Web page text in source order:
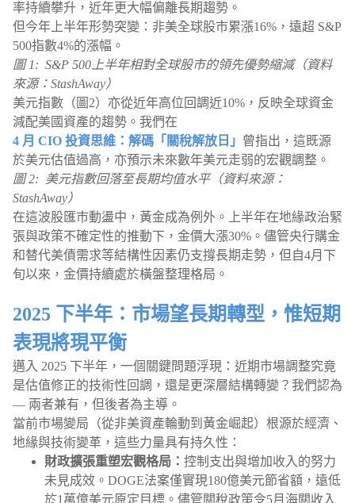
率持續攀升，近年更大幅偏離長期趨勢。
但今年上半年形勢突變：非美全球股市累漲16%，遠超 S&P
500指數4%的漲幅。
圖 1: S&P 500上半年相對全球股市的領先優勢縮減（資料
來源：StashAway）
美元指數（圖2）亦從近年高位回調近10%，反映全球資金
減配美國資產的趨勢。我們在
4 月 CIO 投資思維：解碼「關稅解放日」 曾指出，這既源
於美元估值過高，亦預示未來數年美元走弱的宏觀調整。
圖 2: 美元指數回落至長期均值水平（資料來源：
StashAway）
在這波股匯市動盪中，黃金成為例外。上半年在地緣政治緊
張與政策不確定性的推動下，金價大漲30%。儘管央行購金
和替代美債需求等結構性因素仍支撐長期走勢，但自4月下
旬以來，金價持續處於橫盤整理格局。
2025 下半年：市場望長期轉型，惟短期
表現將現平衡
邁入 2025 下半年，一個關鍵問題浮現：近期市場調整究竟
是估值修正的技術性回調，還是更深層結構轉變？我們認為
— 兩者兼有，但後者為主導。
當前市場變局（從非美資產輪動到黃金崛起）根源於經濟、
地緣與技術變革，這些力量具有持久性：
財政擴張重塑宏觀格局： 控制支出與增加收入的努力
未見成效。DOGE法案僅實現180億美元節省額，遠低
於1萬億美元原定目標。儘管關稅政策令5月海關收入